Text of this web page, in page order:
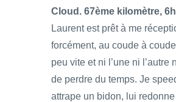
Cloud. 67ème kilomètre,
Laurent est prêt à me
forcément, au coude à
peu vite et ni l’une ni l’autre
de perdre du temps. Je
attrape un bidon, lui